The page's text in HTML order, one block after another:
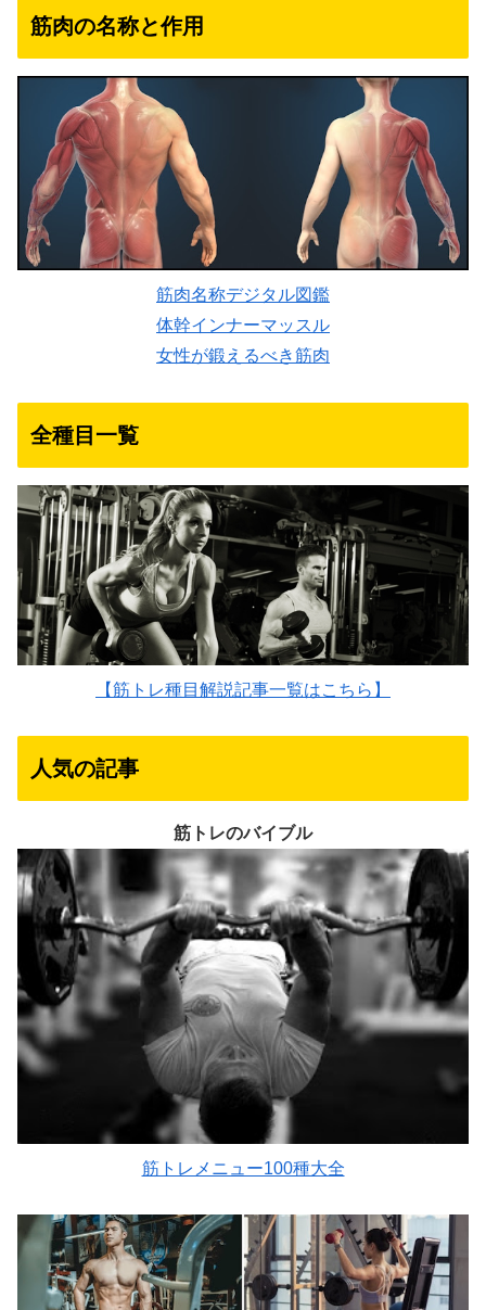
筋肉の名称と作用
筋肉名称デジタル図鑑
体幹インナーマッスル
女性が鍛えるべき筋肉
全種目一覧
【筋トレ種目解説記事一覧はこちら】
人気の記事
筋トレのバイブル
筋トレメニュー100種大全